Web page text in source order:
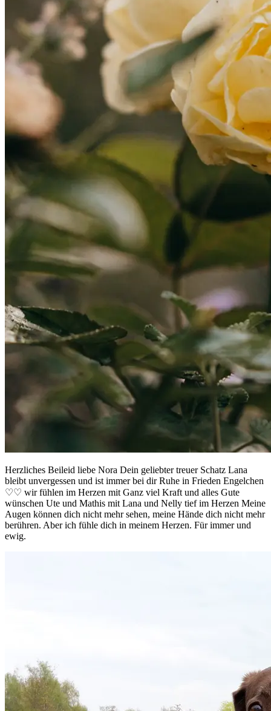
Herzliches Beileid liebe Nora Dein geliebter treuer Schatz Lana
bleibt unvergessen und ist immer bei dir Ruhe in Frieden Engelchen
♡♡ wir fühlen im Herzen mit Ganz viel Kraft und alles Gute
wünschen Ute und Mathis mit Lana und Nelly tief im Herzen Meine
Augen können dich nicht mehr sehen, meine Hände dich nicht mehr
berühren. Aber ich fühle dich in meinem Herzen. Für immer und
ewig.